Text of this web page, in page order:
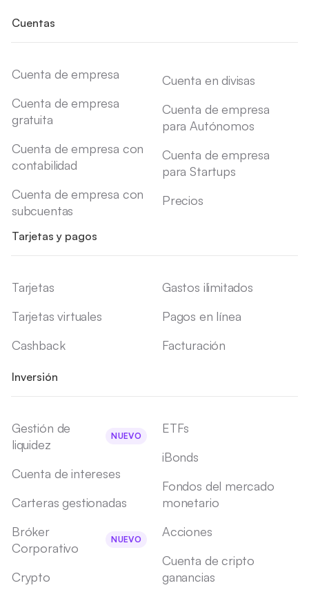
Cuentas
Cuenta de empresa
Cuenta de empresa
gratuita
Cuenta de empresa con
contabilidad
Cuenta de empresa con
subcuentas
Cuenta en divisas
Cuenta de empresa
para Autónomos
Cuenta de empresa
para Startups
Precios
Tarjetas y pagos
Tarjetas
Tarjetas virtuales
Cashback
Gastos ilimitados
Pagos en línea
Facturación
Inversión
Gestión de
liquidez
NUEVO
Cuenta de intereses
Carteras gestionadas
Bróker
Corporativo
NUEVO
Crypto
ETFs
iBonds
Fondos del mercado
monetario
Acciones
Cuenta de cripto
ganancias